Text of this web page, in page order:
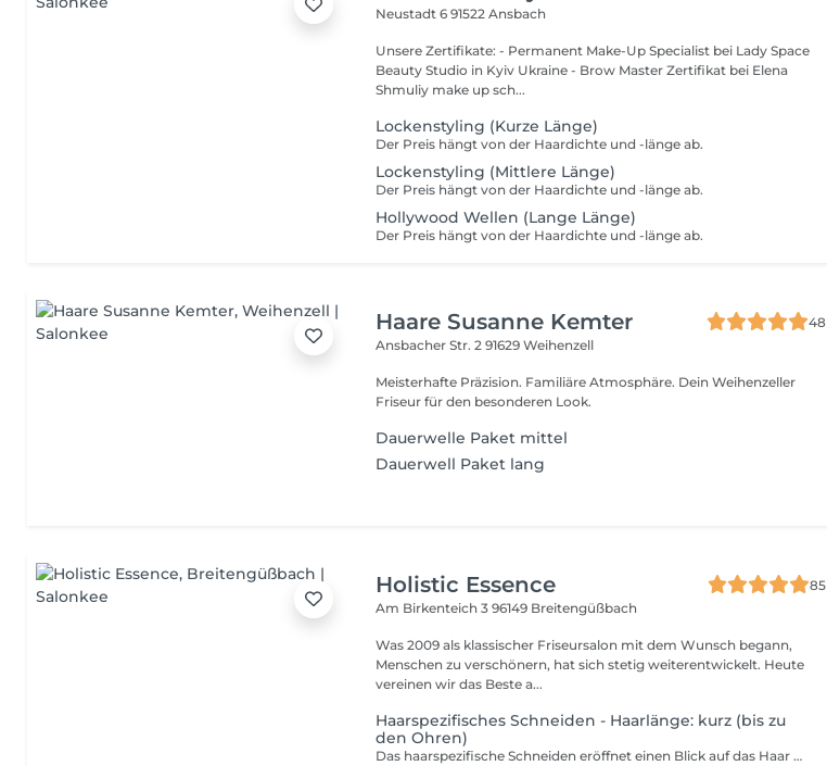
Neustadt 691522 Ansbach
Unsere Zertifikate: - Permanent Make-Up Specialist bei Lady Space
Beauty Studio in Kyiv Ukraine - Brow Master Zertifikat bei Elena
Shmuliy make up sch...
Lockenstyling (Kurze Länge)
Der Preis hängt von der Haardichte und -länge ab.
Lockenstyling (Mittlere Länge)
Der Preis hängt von der Haardichte und -länge ab.
Hollywood Wellen (Lange Länge)
Der Preis hängt von der Haardichte und -länge ab.
Haare Susanne Kemter
48
Ansbacher Str. 291629 Weihenzell
Meisterhafte Präzision. Familiäre Atmosphäre. Dein Weihenzeller
Friseur für den besonderen Look.
Dauerwelle Paket mittel
Dauerwell Paket lang
Holistic Essence
85
Am Birkenteich 396149 Breitengüßbach
Was 2009 als klassischer Friseursalon mit dem Wunsch begann,
Menschen zu verschönern, hat sich stetig weiterentwickelt. Heute
vereinen wir das Beste a...
Haarspezifisches Schneiden - Haarlänge: kurz (bis zu
den Ohren)
Das haarspezifische Schneiden eröffnet einen Blick auf das Haar als lebendiges Element dessen Eigenart sich in der natürlichen Wuchsrichtung und der feinen Torsion jeder Strähne zeigt. Jede Haarsträhne folgt ihrer individuellen Bewegung, wodurch ein eigenständiger Charakter entsteht. Die Konturen des Gesichts und die Linien des Kopfs dienen als Grundlage für die präzise Gestaltung. Der Schnitt greift die vorhandenen Strukturen auf und bringt sie in ein ausgewogenes Verhältnis. Die Handhabung der Frisur wird durch eine passgenaue Abstimmung der Schnittführung erleichtert. Technische Präzision und kreative Umsetzung verschmelzen zu einem Gesamtkonzept, das den persönlichen Ausdruck fördert und die Identität des Trägers sichtbar macht.